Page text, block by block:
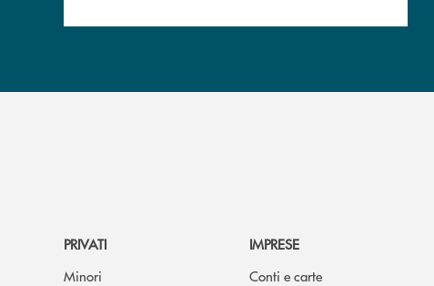
PRIVATI
Minori
IMPRESE
Conti e carte